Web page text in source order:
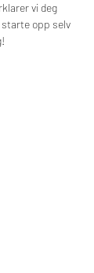
vi deg
opp selv